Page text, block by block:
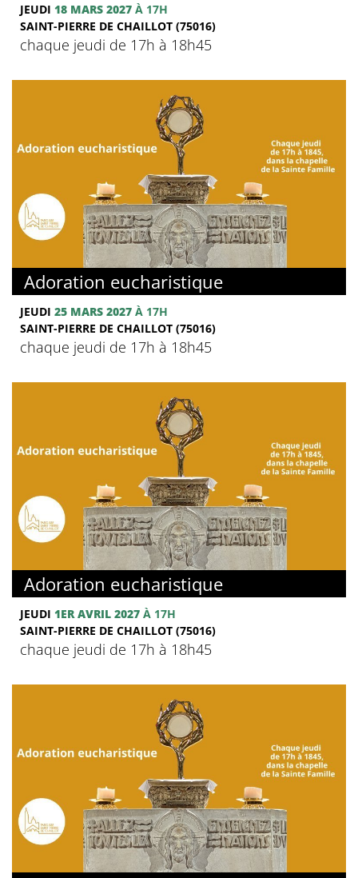
JEUDI 18 MARS 2027 À 17H
SAINT-PIERRE DE CHAILLOT (75016)
chaque jeudi de 17h à 18h45
Adoration eucharistique
JEUDI 25 MARS 2027 À 17H
SAINT-PIERRE DE CHAILLOT (75016)
chaque jeudi de 17h à 18h45
Adoration eucharistique
JEUDI 1ER AVRIL 2027 À 17H
SAINT-PIERRE DE CHAILLOT (75016)
chaque jeudi de 17h à 18h45